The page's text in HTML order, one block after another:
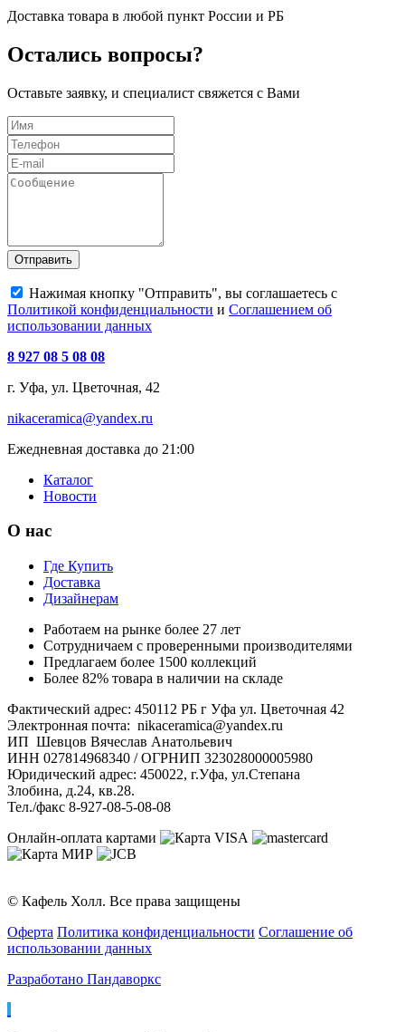
Доставка товара в любой пункт России и РБ
Остались вопросы?
Оставьте заявку, и специалист свяжется с Вами
Отправить
Нажимая кнопку "Отправить", вы соглашаетесь с
Политикой конфиденциальности и Соглашением об
использовании данных
8 927 08 5 08 08
г. Уфа, ул. Цветочная, 42
nikaceramica@yandex.ru
Ежедневная доставка до 21:00
Каталог
Новости
О нас
Где Купить
Доставка
Дизайнерам
Работаем на рынке более 27 лет
Сотрудничаем с проверенными производителями
Предлагаем более 1500 коллекций
Более 82% товара в наличии на складе
Фактический адрес: 450112 РБ г Уфа ул. Цветочная 42
Электронная почта: nikaceramica@yandex.ru
ИП Шевцов Вячеслав Анатольевич
ИНН 027814968340 / ОГРНИП 323028000005980
Юридический адрес: 450022, г.Уфа, ул.Степана
Злобина, д.24, кв.28.
Тел./факс 8-927-08-5-08-08
Онлайн-оплата картами
© Кафель Холл. Все права защищены
Оферта Политика конфиденциальности Соглашение об
использовании данных
Разработано Пандаворкс